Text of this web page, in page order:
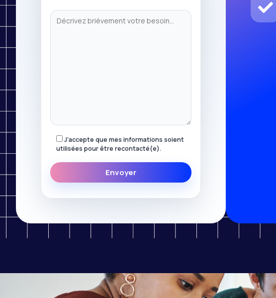
J’accepte que mes informations soient
utilisées pour être recontacté(e).